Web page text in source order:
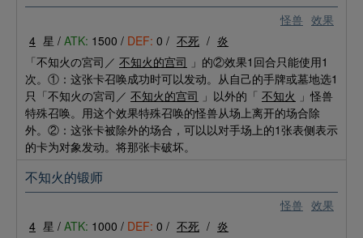
怪兽 效果
4 星 / ATK: 1500 / DEF: 0 / 不死 / 炎
「不知火の宮司／ 不知火的宫司 」的②效果1回合只能使用1
次。①：这张卡召唤成功时可以发动。从自己的手牌或墓地选1
只「不知火の宮司／ 不知火的宫司 」以外的「 不知火 」怪兽
特殊召唤。用这个效果特殊召唤的怪兽从场上离开的场合除
外。②：这张卡被除外的场合，可以以对手场上的1张表侧表示
的卡为对象发动。将那张卡破坏。
怪兽 效果
不知火的锻师
4 星 / ATK: 1000 / DEF: 0 / 不死 / 炎